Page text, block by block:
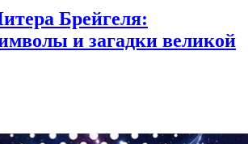
Брейгеля:
и загадки великой